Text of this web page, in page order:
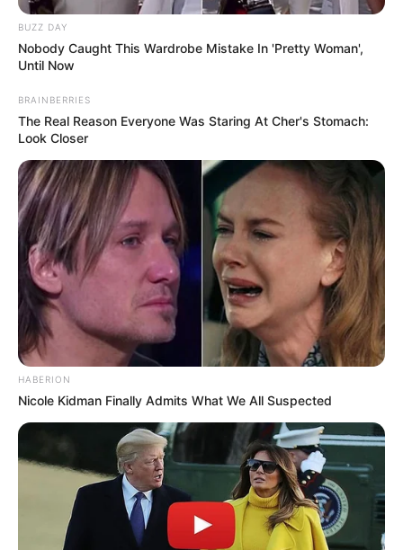
BUZZ DAY
Nobody Caught This Wardrobe Mistake In 'Pretty Woman',
Until Now
BRAINBERRIES
The Real Reason Everyone Was Staring At Cher's Stomach:
Look Closer
HABERION
Nicole Kidman Finally Admits What We All Suspected